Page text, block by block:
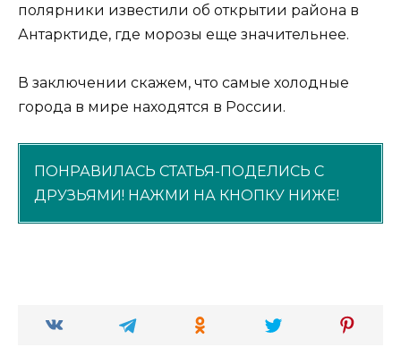
полярники известили об открытии района в
Антарктиде, где морозы еще значительнее.
В заключении скажем, что самые холодные
города в мире находятся в России.
ПОНРАВИЛАСЬ СТАТЬЯ-ПОДЕЛИСЬ С
ДРУЗЬЯМИ! НАЖМИ НА КНОПКУ НИЖЕ!